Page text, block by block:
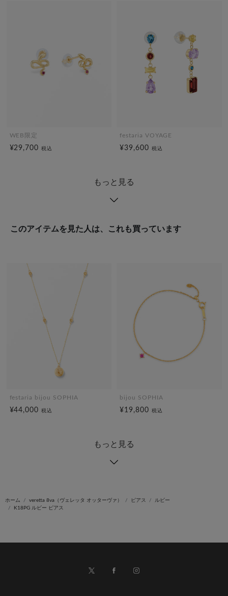
WEB限定
¥29,700税込
festaria VOYAGE
¥39,600 税込
もっと見る
このアイテムを見た人は、これも買っています
festaria bijou SOPHIA
¥44,000税込
bijou SOPHIA
¥19,800 税込
もっと見る
ホーム veretta 8va（ヴェレッタ オッターヴァ） ピアス
ルビー
K18PG ルビー ピアス